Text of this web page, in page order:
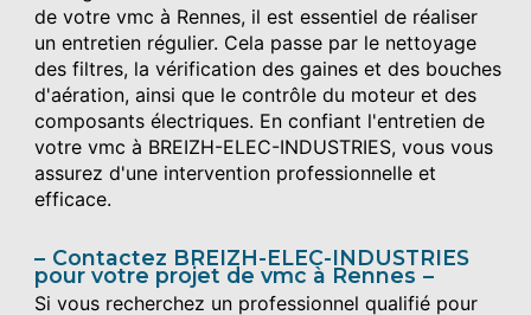
de votre vmc à Rennes, il est essentiel de réaliser
un entretien régulier. Cela passe par le nettoyage
des filtres, la vérification des gaines et des bouches
d'aération, ainsi que le contrôle du moteur et des
composants électriques. En confiant l'entretien de
votre vmc à BREIZH-ELEC-INDUSTRIES, vous vous
assurez d'une intervention professionnelle et
efficace.
Contactez BREIZH-ELEC-INDUSTRIES
pour votre projet de vmc à Rennes
Si vous recherchez un professionnel qualifié pour